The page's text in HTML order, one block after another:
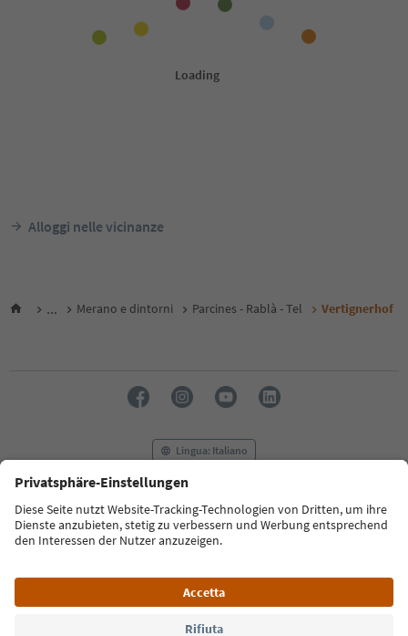
Alloggi nelle vicinanze
... Merano e dintorni Parcines - Rablà - Tel Vertignerhof
Lingua: Italiano
FAQ Contatti Press MICE
Privacy Policy
Termini e condizioni
Crediti
Cookie Policy
Alto Adige B2B